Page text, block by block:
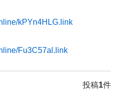
kPYn4HLG.link
Fu3C57al.link
投稿1件